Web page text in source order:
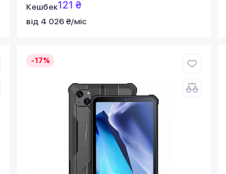
Кешбек121 ₴
від 4 026 ₴/міс
-17%